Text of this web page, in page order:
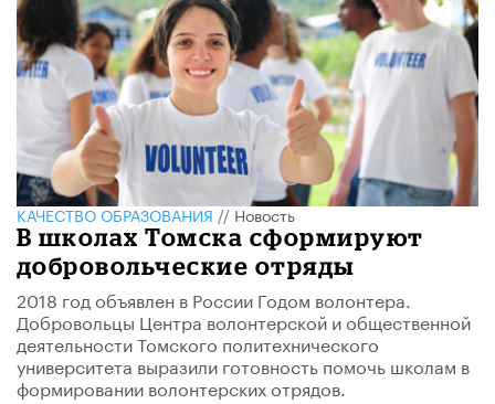
КАЧЕСТВО ОБРАЗОВАНИЯ//Новость
В школах Томска сформируют
добровольческие отряды
2018 год объявлен в России Годом волонтера.
Добровольцы Центра волонтерской и общественной
деятельности Томского политехнического
университета выразили готовность помочь школам в
формировании волонтерских отрядов.